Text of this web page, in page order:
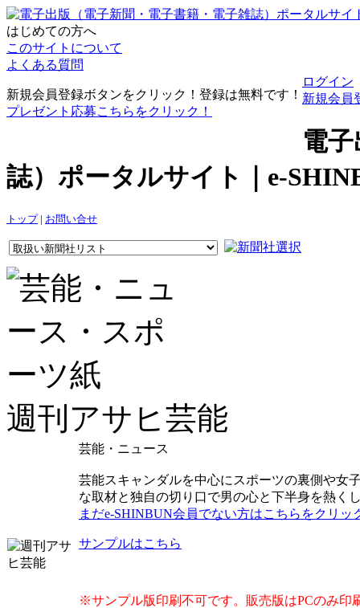
はじめての方へ
このサイトについて
よくある質問
新規会員登録ボタンをクリック！登録は無料です！
プレゼント応募こちらをクリック！
ログイン
新規会員
電
誌）ポータルサイト｜e-
トップ| お問い合せ
週刊アサヒ芸能
芸能・ニュース
芸能スキャンダルを中心にスポーツの裏側や女
な取材と独自の切り口で男の心と下半身を熱く
まだe-SHINBUN会員でない方はこちらをクリッ
サンプルはこちら
※サンプル版印刷不可です。販売版はPCのみ印